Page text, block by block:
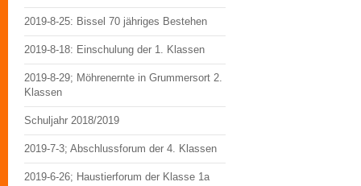
2019-8-25: Bissel 70 jähriges Bestehen
2019-8-18: Einschulung der 1. Klassen
2019-8-29; Möhrenernte in Grummersort 2.
Klassen
Schuljahr 2018/2019
2019-7-3; Abschlussforum der 4. Klassen
2019-6-26; Haustierforum der Klasse 1a